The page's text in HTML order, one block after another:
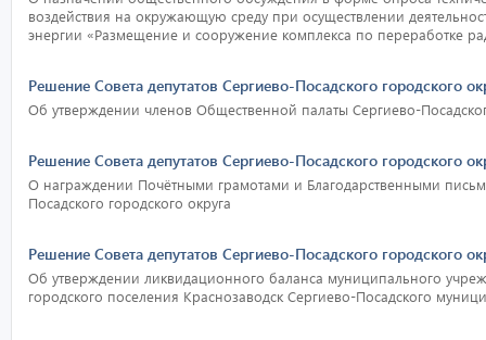
воздействия на окружающую среду при осуществлении
энергии «Размещение и сооружение комплекса по переработке
Решение Совета депутатов Сергиево-Посадского городского
Об утверждении членов Общественной палаты Сергиево-
Решение Совета депутатов Сергиево-Посадского городского
О награждении Почётными грамотами и Благодарственными
Посадского городского округа
Решение Совета депутатов Сергиево-Посадского городского
Об утверждении ликвидационного баланса муниципального
городского поселения Краснозаводск Сергиево-Посадского